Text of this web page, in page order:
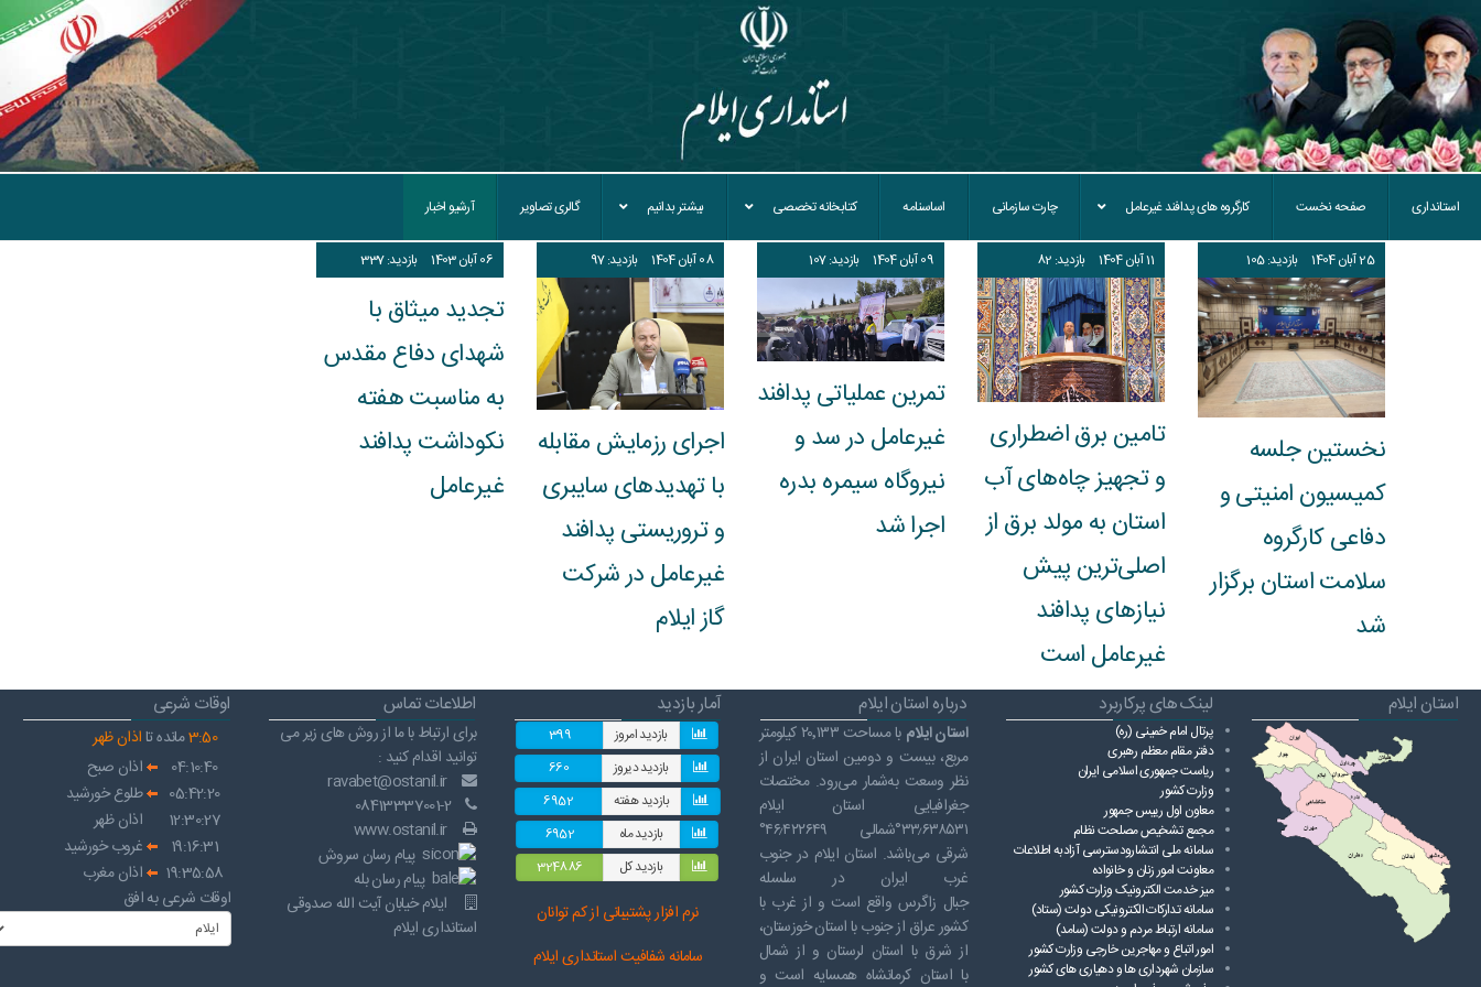
استانداری صفحه نخست کارگروه های پدافند غیرعامل چارت سازمانی اساسنامه کتابخانه تخصصی بیشتر بدانیم گالری تصاویر آرشیو اخبار
25آبان1404 بازدید: 105
نخستین جلسه
کمیسیون امنیتی و
دفاعی کارگروه
سلامت استان برگزار
شد
11آبان1404 بازدید: 82
تامین برق اضطراری
و تجهیز چاه‌های آب
استان به مولد برق از
اصلی‌ترین پیش
نیازهای پدافند
غیرعامل است
09آبان1404 بازدید: 107
تمرین عملیاتی پدافند
غیرعامل در سد و
نیروگاه سیمره بدره
اجرا شد
08آبان1404 بازدید: 97
اجرای رزمایش مقابله
با تهدیدهای سایبری
و تروریستی پدافند
غیرعامل در شرکت
گاز ایلام
06آبان1403 بازدید: 337
تجدید میثاق با
شهدای دفاع مقدس
به مناسبت هفته
نکوداشت پدافند
غیرعامل
استان ایلام لینک های پرکاربرد
پرتال امام خمینی (ره)
دفتر مقام معظم رهبری
ریاست ‌جمهوری اسلامی ایران
وزارت کشور
معاون اول رییس جمهور
مجمع تشخیص مصلحت نظام
سامانه ملی انتشارودسترسی آزادبه اطلاعات
معاونت امور زنان و خانواده
میز خدمت الکترونیک وزارت کشور
سامانه تدارکات الکترونیکی دولت (ستاد)
سامانه ارتباط مردم و دولت (سامد)
امور اتباع و مهاجرین خارجی وزارت کشور
سازمان شهرداری ها و دهیاری های کشور
درباره استان ایلام
استان ایلام
با مساحت ۲۰٬۱۳۳ کیلومتر
مربع، بیست و دومین استان ایران از
نظر وسعت به‌شمار می‌رود. مختصات
جغرافیایی استان ایلام
۳۳٫۶۳۸۵۳۱°شمالی ۴۶٫۴۲۲۶۴۹°
شرقی می‌باشد. استان ایلام در جنوب
غرب ایران در سلسله
جبال زاگرس واقع است و از غرب با
کشور عراق از جنوب با استان خوزستان،
از شرق با استان لرستان و از شمال
با استان کرمانشاه همسایه است و
آمار بازدید
بازدید امروز
399
بازدید دیروز
660
بازدید هفته
6952
بازدید ماه
6952
بازدید کل
324886
نرم افزار پشتیبانی از کم توانان
سامانه شفافیت استانداری ایلام
اطلاعات تماس
برای ارتباط با ما از روش های زیر می
توانید اقدام کنید :
ravabet@ostanil.ir
www.ostanil.ir
پیام رسان سروش
پیام رسان بله
ایلام خیابان آیت الله صدوقی
استانداری ایلام
اوقات شرعی
3:50 مانده تااذان ظهر
04:10:40
اذان صبح
05:42:20
طلوع خورشید
12:30:27
اذان ظهر
19:16:31
غروب خورشید
19:35:58
اذان مغرب
اوقات شرعی به افق